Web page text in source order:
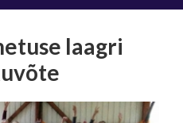
laagri